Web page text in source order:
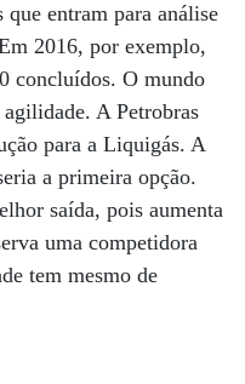
que entram para análise
2016, por exemplo,
concluídos. O mundo
A Petrobras
para a Liquigás. A
a primeira opção.
saída, pois aumenta
uma competidora
tem mesmo de